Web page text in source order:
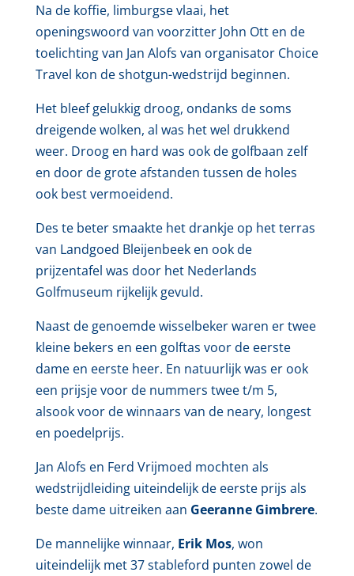
Na de koffie, limburgse vlaai, het
openingswoord van voorzitter John Ott en de
toelichting van Jan Alofs van organisator Choice
Travel kon de shotgun-wedstrijd beginnen.
Het bleef gelukkig droog, ondanks de soms
dreigende wolken, al was het wel drukkend
weer. Droog en hard was ook de golfbaan zelf
en door de grote afstanden tussen de holes
ook best vermoeidend.
Des te beter smaakte het drankje op het terras
van Landgoed Bleijenbeek en ook de
prijzentafel was door het Nederlands
Golfmuseum rijkelijk gevuld.
Naast de genoemde wisselbeker waren er twee
kleine bekers en een golftas voor de eerste
dame en eerste heer. En natuurlijk was er ook
een prijsje voor de nummers twee t/m 5,
alsook voor de winnaars van de neary, longest
en poedelprijs.
Jan Alofs en Ferd Vrijmoed mochten als
wedstrijdleiding uiteindelijk de eerste prijs als
beste dame uitreiken aan Geeranne Gimbrere.
De mannelijke winnaar, Erik Mos, won
uiteindelijk met 37 stableford punten zowel de